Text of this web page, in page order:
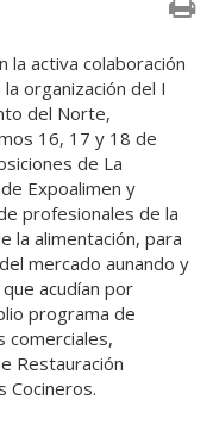
la activa colaboración
organización del I
del Norte,
16, 17 y 18 de
de La
Expoalimen y
profesionales de la
la alimentación, para
mercado aunando y
acudían por
programa de
comerciales,
Restauración
Cocineros.